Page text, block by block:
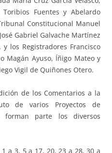
Fuentes y Abelardo
Constitucional Manuel
Gabriel Galvache Martínez
los Registradores Francisco
Magán Ayuso, Íñigo Mateo y
Vigil de Quiñones Otero.
de los Comentarios a la
de varios Proyectos de
forman parte los diversos
a 3, 5 a 17, 20, 23 a 28, 30 a